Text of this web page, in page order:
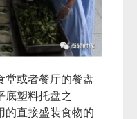
堂或者餐厅的餐盘
底塑料托盘之
的直接盛装食物的